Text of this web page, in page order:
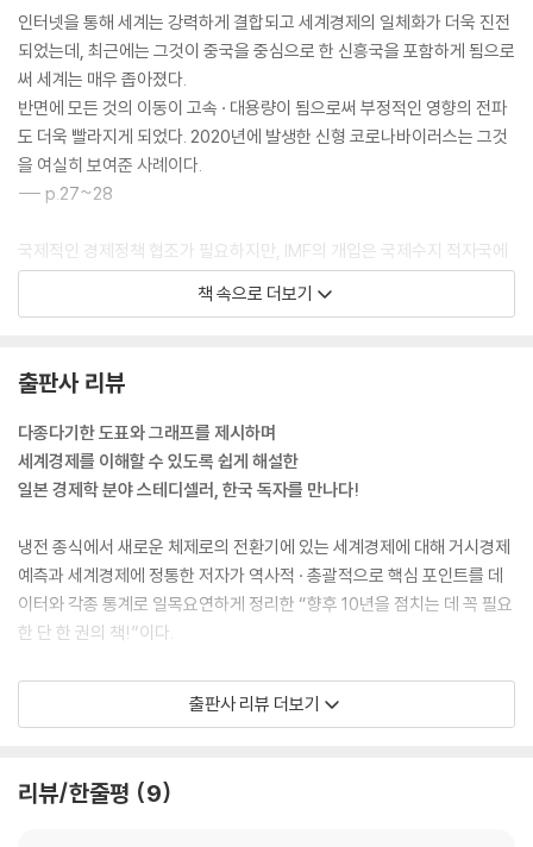
7. 인구 · 식량 · 에너지 · 자원
1) 세계인구의 급증
2) 저출산 고령화
3) 세계의 식량 사정
4) 식량 소비의 고도화
5) 세계의 에너지 수급
6) 석유 · 천연가스
8) 생에너지와 신에너지
9) 자원무역 문제
10) 국제협력(에너지 · 식량 · 자원)
1) 광역화하는 환경문제
3) 대기오염 · 지구온난화
4) 수자원 문제
5) 토양오염 · 사막화
7) 도시 문제와 환경
8) 자연환경과 생태계
9) SDGs와 ESG
10) 국제협력(파리협정과 전망)
1) 되풀이되는 경제위기
3) 브레턴우즈 체제의 붕괴
4) 중남미 여러 나라의 누적채무 문제와 그 후의 통화위기
인터넷을 통해 세계는 강력하게 결합되고 세계경제의 일체화가 더욱 진전
되었는데, 최근에는 그것이 중국을 중심으로 한 신흥국을 포함하게 됨으로
써 세계는 매우 좁아졌다.
반면에 모든 것의 이동이 고속 · 대용량이 됨으로써 부정적인 영향의 전파
도 더욱 빨라지게 되었다. 2020년에 발생한 신형 코로나바이러스는 그것
을 여실히 보여준 사례이다.
--- p.27~28
국제적인 경제정책 협조가 필요하지만, IMF의 개입은 국제수지 적자국에
대한 융자를 통한 경우에 거의 한정되어, 그러한 융자 요청을 하지 않는 주
요국에 대한 정책제언에는 한계가 있다. 중요한 점은 IMF의 판단 · 의사결
보인다.
--- p.96
현재 세계경제에서는 다극화가 진전되는 동시에 그 속에서 그룹화, 지역통
합도 이루어지고 있다. 그것은 개별 국가의 주권, 자주성을 기본으로 하면
서도 그룹으로서의 협조를 불가결한 전제조건으로 하고 있다. 그 때문에
특정 국가의 ‘국익’과 전체 공동체의 ‘국제이익’(혹은 ‘지역 이익’)의 충돌과
조정이 앞으로는 항상 문제가 될 것이다. 무엇이 이해의 조정에 필요할까?
첫 번째로 지역 구성국 각자의 자주성과 자치권을 존중하는 것이다. 두 번
행사해서는 안 된다. 세 번째로 하나의 지역 또는 그룹의 우위성을 유지하
기 위해 다른 지역에 대해 배타적, 폐쇄적이어서는 안 된다. 그 위에서 네
번째의 국제협조가 가능할 것이다.
책 속으로 더보기
출판사 리뷰
다종다기한 도표와 그래프를 제시하며
세계경제를 이해할 수 있도록 쉽게 해설한
일본 경제학 분야 스테디셀러, 한국 독자를 만나다!
냉전 종식에서 새로운 체제로의 전환기에 있는 세계경제에 대해 거시경제
예측과 세계경제에 정통한 저자가 역사적 · 총괄적으로 핵심 포인트를 데
이터와 각종 통계로 일목요연하게 정리한 “향후 10년을 점치는 데 꼭 필요
한 단 한 권의 책!”이다.
이 책을 읽어야 하는 이유?
제에 관한 모든 것을 다루고 있다.
출판사 리뷰 더보기
리뷰/한줄평 9